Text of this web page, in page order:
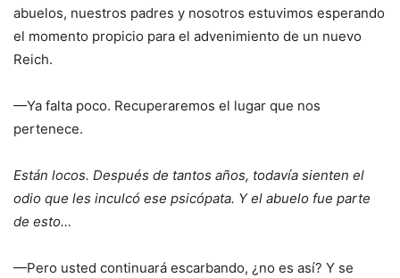
abuelos, nuestros padres y nosotros estuvimos esperando
el momento propicio para el advenimiento de un nuevo
Reich.
—Ya falta poco. Recuperaremos el lugar que nos
pertenece.
Están locos. Después de tantos años, todavía sienten el
odio que les inculcó ese psicópata. Y el abuelo fue parte
de esto…
—Pero usted continuará escarbando, ¿no es así? Y se